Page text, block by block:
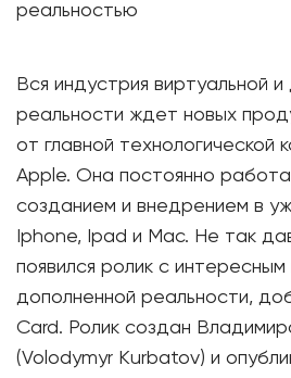
Вся индустрия виртуальной
реальности ждет новых
от главной технологической
Apple. Она постоянно
созданием и внедрением в
Iphone, Ipad и Mac. Не так
появился ролик с
дополненной реальности,
Card. Ролик создан
(Volodymyr Kurbatov) и